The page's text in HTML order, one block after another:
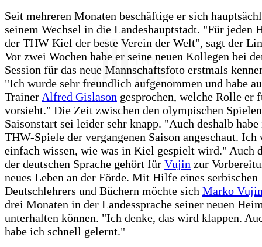
Seit mehreren Monaten beschäftige er sich
seinem Wechsel in die Landeshauptstadt. "Für jeden
der THW Kiel der beste Verein der Welt", sagt der
Vor zwei Wochen habe er seine neuen Kollegen bei
Session für das neue Mannschaftsfoto erstmals
"Ich wurde sehr freundlich aufgenommen und habe
Trainer Alfred Gislason gesprochen, welche Rolle er
vorsieht." Die Zeit zwischen den olympischen
Saisonstart sei leider sehr knapp. "Auch deshalb
THW-Spiele der vergangenen Saison angeschaut.
einfach wissen, wie was in Kiel gespielt wird." Auch
der deutschen Sprache gehört für Vujin zur
neues Leben an der Förde. Mit Hilfe eines serbischen
Deutschlehrers und Büchern möchte sich Marko
drei Monaten in der Landessprache seiner neuen
unterhalten können. "Ich denke, das wird klappen.
habe ich schnell gelernt."